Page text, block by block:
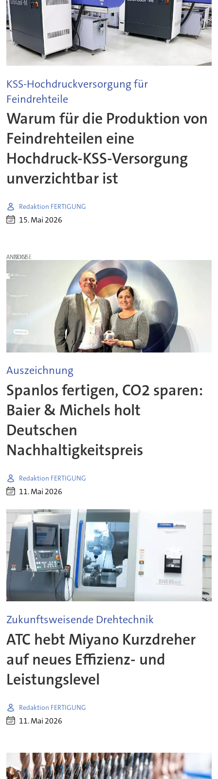
KSS-Hochdruckversorgung für
Feindrehteile
Warum für die Produktion von
Feindrehteilen eine
Hochdruck-KSS-Versorgung
unverzichtbar ist
Redaktion FERTIGUNG
15. Mai 2026
ANZEIGE
Auszeichnung
Spanlos fertigen, CO2 sparen:
Baier & Michels holt
Deutschen
Nachhaltigkeitspreis
Redaktion FERTIGUNG
11. Mai 2026
Zukunftsweisende Drehtechnik
ATC hebt Miyano Kurzdreher
auf neues Effizienz- und
Leistungslevel
Redaktion FERTIGUNG
11. Mai 2026